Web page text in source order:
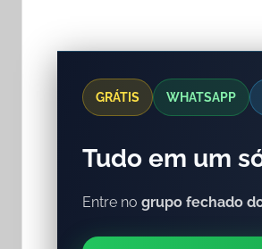
GRÁTIS WHATSAPP
Tudo em um
Entre no grupo fechado